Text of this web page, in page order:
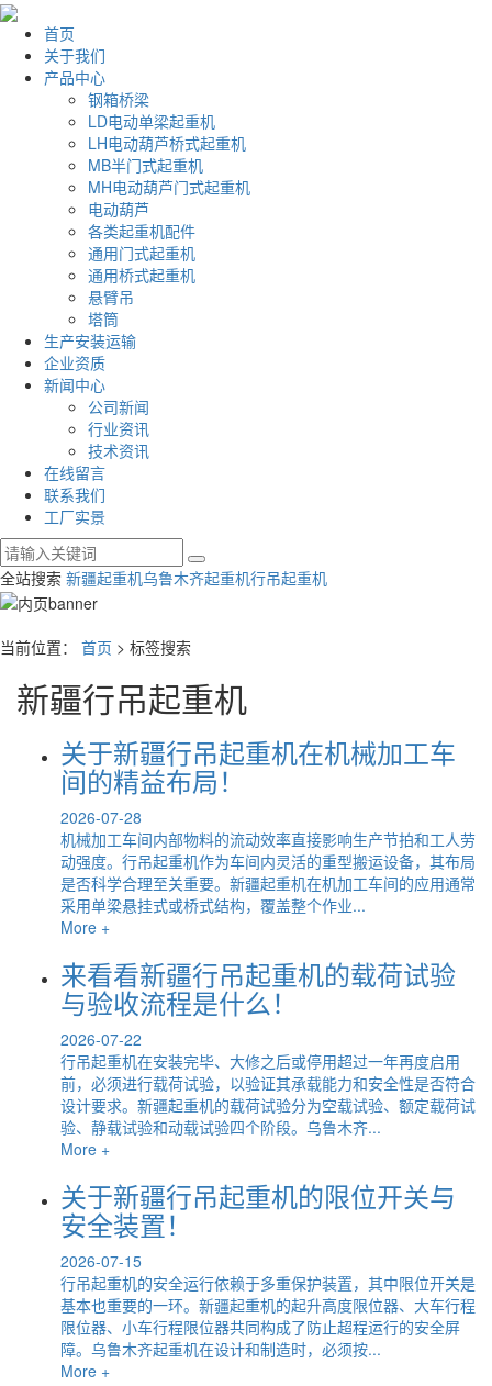
首页
关于我们
产品中心
钢箱桥梁
LD电动单梁起重机
LH电动葫芦桥式起重机
MB半门式起重机
MH电动葫芦门式起重机
电动葫芦
各类起重机配件
通用门式起重机
通用桥式起重机
悬臂吊
塔筒
生产安装运输
企业资质
新闻中心
公司新闻
行业资讯
技术资讯
在线留言
联系我们
工厂实景
全站搜索 新疆起重机乌鲁木齐起重机行吊起重机
当前位置： 首页 > 标签搜索
新疆行吊起重机
关于新疆行吊起重机在机械加工车
间的精益布局！
2026-07-28
机械加工车间内部物料的流动效率直接影响生产节拍和工人劳
动强度。行吊起重机作为车间内灵活的重型搬运设备，其布局
是否科学合理至关重要。新疆起重机在机加工车间的应用通常
采用单梁悬挂式或桥式结构，覆盖整个作业...
More +
来看看新疆行吊起重机的载荷试验
与验收流程是什么！
2026-07-22
行吊起重机在安装完毕、大修之后或停用超过一年再度启用
前，必须进行载荷试验，以验证其承载能力和安全性是否符合
设计要求。新疆起重机的载荷试验分为空载试验、额定载荷试
验、静载试验和动载试验四个阶段。乌鲁木齐...
More +
关于新疆行吊起重机的限位开关与
安全装置！
2026-07-15
行吊起重机的安全运行依赖于多重保护装置，其中限位开关是
基本也重要的一环。新疆起重机的起升高度限位器、大车行程
限位器、小车行程限位器共同构成了防止超程运行的安全屏
障。乌鲁木齐起重机在设计和制造时，必须按...
More +